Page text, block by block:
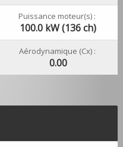
Puissance moteur(s) :
100.0 kW (136 ch)
Aérodynamique (Cx) :
0.00